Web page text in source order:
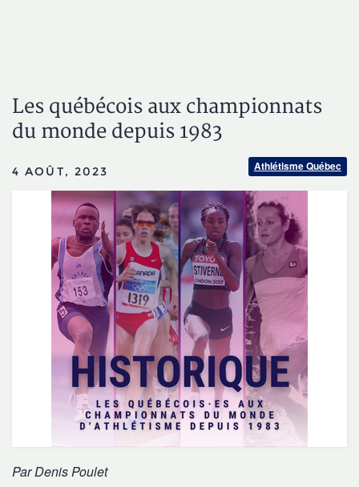
Les québécois aux championnats
du monde depuis 1983
Athlétisme Québec
4 AOÛT, 2023
Par Denis Poulet